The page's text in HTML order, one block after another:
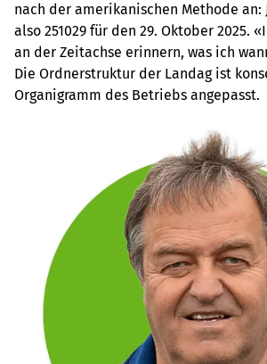
nach der amerikanischen Methode an:
also 251029 für den 29. Oktober 2025.
an der Zeitachse erinnern, was ich
Die Ordnerstruktur der Landag ist
Organigramm des Betriebs angepasst.